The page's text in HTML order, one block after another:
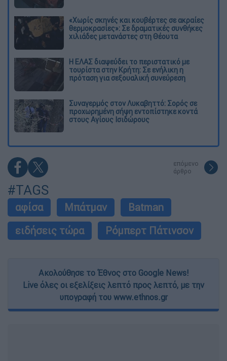
«Χωρίς σκηνές και κουβέρτες σε ακραίες
θερμοκρασίες»: Σε δραματικές συνθήκες
χιλιάδες μετανάστες στη Θέουτα
Η ΕΛΑΣ διαψεύδει το περιστατικό με
τουρίστα στην Κρήτη: Σε ενήλικη η
πρόταση για σεξουαλική συνεύρεση
Συναγερμός στον Λυκαβηττό: Σορός σε
προχωρημένη σήψη εντοπίστηκε κοντά
στους Αγίους Ισιδώρους
επόμενο
άρθρο
#TAGS
αφίσα Μπάτμαν
Batman
ειδήσεις τώρα
Ρόμπερτ Πάτινσον
Ακολούθησε το Έθνος στο Google News!
Live όλες οι εξελίξεις λεπτό προς λεπτό, με την
υπογραφή του www.ethnos.gr